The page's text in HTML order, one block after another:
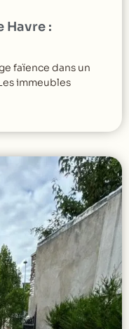
Havre :
faïence dans un
immeubles